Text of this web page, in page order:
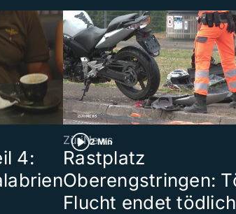
4:
2 Min
ZüriNews
Rastplatz
Oberengstringen:
Flucht endet tödlich